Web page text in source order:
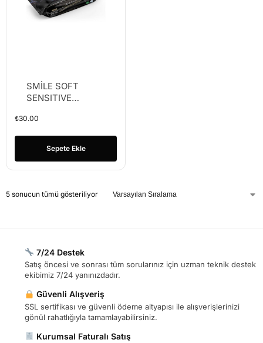
SMİLE SOFT
SENSITIVE
MENDİL (K-16)
₺30.00
Sepete Ekle
5 sonucun tümü gösteriliyor
7/24 Destek
Satış öncesi ve sonrası tüm sorularınız için uzman teknik destek
ekibimiz 7/24 yanınızdadır.
Güvenli Alışveriş
SSL sertifikası ve güvenli ödeme altyapısı ile alışverişlerinizi
gönül rahatlığıyla tamamlayabilirsiniz.
Kurumsal Faturalı Satış